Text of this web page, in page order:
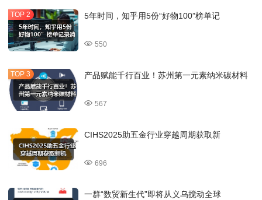
5年时间，知乎用5份“好物100”榜单记
550
产品赋能千行百业！苏州第一元素纳米碳材料
567
CIHS2025助五金行业穿越周期获取新
696
一群“数贸新生代”即将从义乌搅动全球